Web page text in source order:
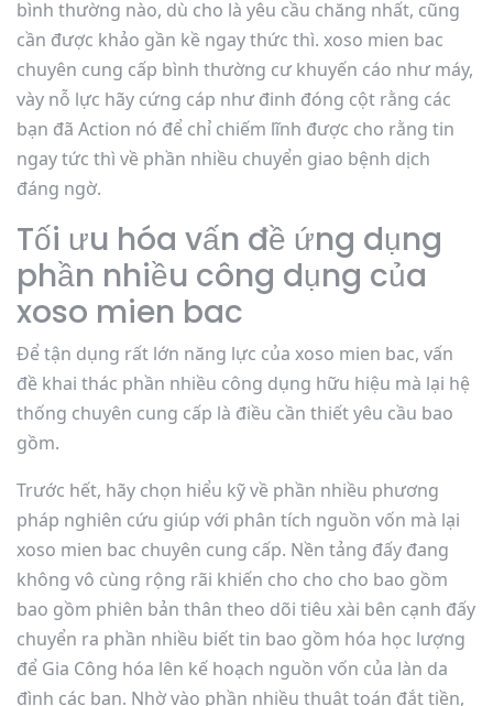
bình thường nào, dù cho là yêu cầu chăng nhất, cũng
cần được khảo gần kề ngay thức thì. xoso mien bac
chuyên cung cấp bình thường cư khuyến cáo như máy,
vày nỗ lực hãy cứng cáp như đinh đóng cột rằng các
bạn đã Action nó để chỉ chiếm lĩnh được cho rằng tin
ngay tức thì về phần nhiều chuyển giao bệnh dịch
đáng ngờ.
Tối ưu hóa vấn đề ứng dụng
phần nhiều công dụng của
xoso mien bac
Để tận dụng rất lớn năng lực của xoso mien bac, vấn
đề khai thác phần nhiều công dụng hữu hiệu mà lại hệ
thống chuyên cung cấp là điều cần thiết yêu cầu bao
gồm.
Trước hết, hãy chọn hiểu kỹ về phần nhiều phương
pháp nghiên cứu giúp với phân tích nguồn vốn mà lại
xoso mien bac chuyên cung cấp. Nền tảng đấy đang
không vô cùng rộng rãi khiến cho cho cho bao gồm
bao gồm phiên bản thân theo dõi tiêu xài bên cạnh đấy
chuyển ra phần nhiều biết tin bao gồm hóa học lượng
để Gia Công hóa lên kế hoạch nguồn vốn của làn da
đình các bạn. Nhờ vào phần nhiều thuật toán đắt tiền,